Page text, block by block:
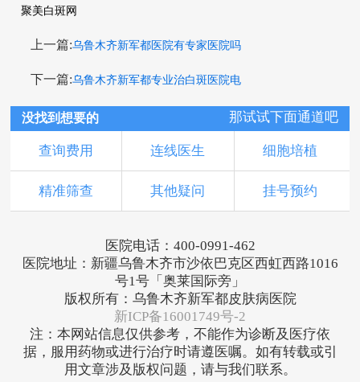
聚美白斑网
上一篇:乌鲁木齐新军都医院有专家医院吗
下一篇:乌鲁木齐新军都专业治白斑医院电
没找到想要的 那试试下面通道吧
查询费用 连线医生 细胞培植
精准筛查 其他疑问 挂号预约
医院电话：400-0991-462
医院地址：新疆乌鲁木齐市沙依巴克区西虹西路1016
号1号「奥莱国际旁」
版权所有：乌鲁木齐新军都皮肤病医院
新ICP备16001749号-2
注：本网站信息仅供参考，不能作为诊断及医疗依
据，服用药物或进行治疗时请遵医嘱。如有转载或引
用文章涉及版权问题，请与我们联系。